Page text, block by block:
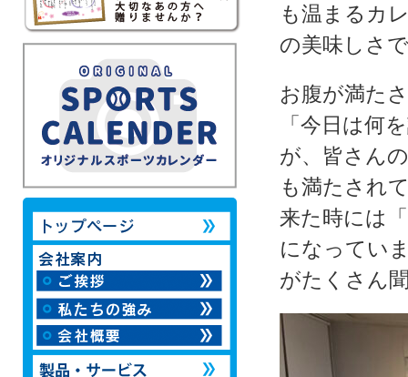
も温まるカ
の美味しさ
お腹が満た
「今日は何
が、皆さん
も満たされ
来た時には
になってい
がたくさん